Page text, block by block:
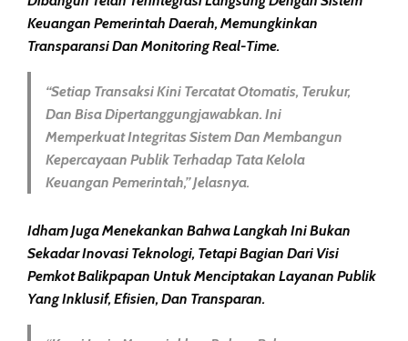
Keuangan Pemerintah Daerah, Memungkinkan
Transparansi Dan Monitoring Real-Time.
“Setiap Transaksi Kini Tercatat Otomatis, Terukur,
Dan Bisa Dipertanggungjawabkan. Ini
Memperkuat Integritas Sistem Dan Membangun
Kepercayaan Publik Terhadap Tata Kelola
Keuangan Pemerintah,” Jelasnya.
Idham Juga Menekankan Bahwa Langkah Ini Bukan
Sekadar Inovasi Teknologi, Tetapi Bagian Dari Visi
Pemkot Balikpapan Untuk Menciptakan Layanan Publik
Yang Inklusif, Efisien, Dan Transparan.